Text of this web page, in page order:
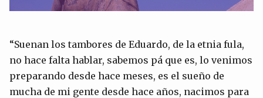
“Suenan los tambores de Eduardo, de la etnia fula,
no hace falta hablar, sabemos pá que es, lo venimos
preparando desde hace meses, es el sueño de
mucha de mi gente desde hace años, nacimos para